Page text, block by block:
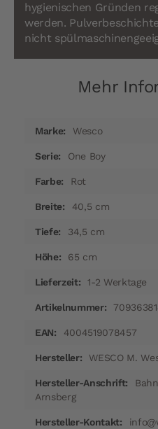
hygienischen Gründen
werden.
nicht
Mehr
InformationenWesco
One Boy
Rot
40,5 cm
34,5 cm
65 cm
1-2 Werktage
4004519078457
WESCO M.
Arnsberg